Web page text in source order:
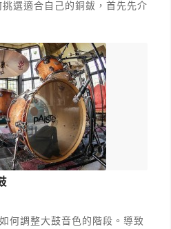
選適合自己的銅鈸，首先先介
何調整大鼓音色的階段。導致